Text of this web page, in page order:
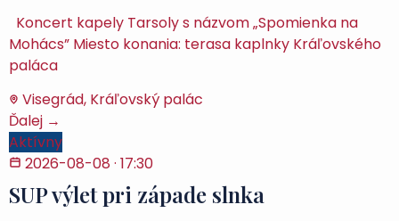
Koncert kapely Tarsoly s názvom „Spomienka na
Mohács” Miesto konania: terasa kaplnky Kráľovského
paláca
Visegrád, Kráľovský palác
Ďalej →
Aktívny
2026-08-08 · 17:30
SUP výlet pri západe slnka